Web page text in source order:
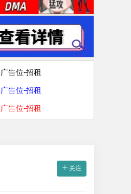
告位-招租
告位-招租
告位-招租
关注